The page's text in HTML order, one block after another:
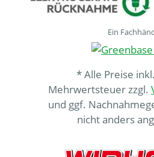
Ein
* Alle Preise
Mehrwertsteuer zzgl.
und ggf.
nicht anders